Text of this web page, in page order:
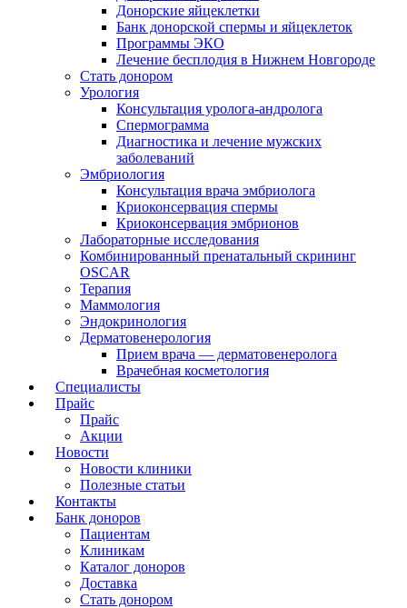
Донорские яйцеклетки
Банк донорской спермы и яйцеклеток
Программы ЭКО
Лечение бесплодия в Нижнем Новгороде
Стать донором
Урология
Консультация уролога-андролога
Спермограмма
Диагностика и лечение мужских
заболеваний
Эмбриология
Консультация врача эмбриолога
Криоконсервация спермы
Криоконсервация эмбрионов
Лабораторные исследования
Комбинированный пренатальный скрининг
OSCAR
Терапия
Маммология
Эндокринология
Дерматовенерология
Прием врача — дерматовенеролога
Врачебная косметология
Специалисты
Прайс
Прайс
Акции
Новости
Новости клиники
Полезные статьи
Контакты
Банк доноров
Пациентам
Клиникам
Каталог доноров
Доставка
Стать донором